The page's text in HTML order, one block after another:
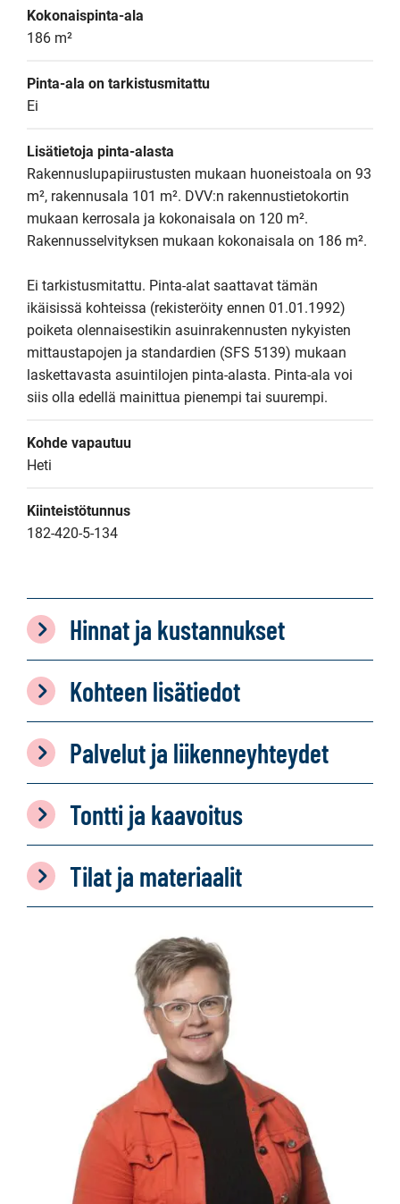
Kokonaispinta-ala
186 m²
Pinta-ala on tarkistusmitattu
Ei
Lisätietoja pinta-alasta
Rakennuslupapiirustusten mukaan huoneistoala on 93
m², rakennusala 101 m². DVV:n rakennustietokortin
mukaan kerrosala ja kokonaisala on 120 m².
Rakennusselvityksen mukaan kokonaisala on 186 m².
Ei tarkistusmitattu. Pinta-alat saattavat tämän
ikäisissä kohteissa (rekisteröity ennen 01.01.1992)
poiketa olennaisestikin asuinrakennusten nykyisten
mittaustapojen ja standardien (SFS 5139) mukaan
laskettavasta asuintilojen pinta-alasta. Pinta-ala voi
siis olla edellä mainittua pienempi tai suurempi.
Kohde vapautuu
Heti
Kiinteistötunnus
182-420-5-134
Hinnat ja kustannukset
Kohteen lisätiedot
Palvelut ja liikenneyhteydet
Tontti ja kaavoitus
Tilat ja materiaalit